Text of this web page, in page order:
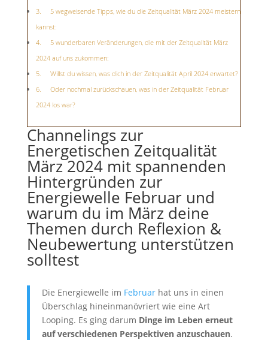
5 wegweisende Tipps, wie du die Zeitqualität März 2024 meistern
kannst:
5 wunderbaren Veränderungen, die mit der Zeitqualität März
2024 auf uns zukommen:
Willst du wissen, was dich in der Zeitqualität April 2024 erwartet?
Oder nochmal zurückschauen, was in der Zeitqualität Februar
2024 los war?
Channelings zur
Energetischen Zeitqualität
März 2024 mit spannenden
Hintergründen zur
Energiewelle Februar und
warum du im März deine
Themen durch Reflexion &
Neubewertung unterstützen
solltest
Die Energiewelle im Februarhat uns in einen
Überschlag hineinmanövriert wie eine Art
Looping. Es ging darum Dinge im Leben erneut
auf verschiedenen Perspektiven anzuschauen.